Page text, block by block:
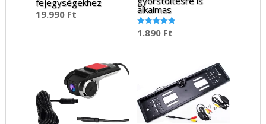
19.990 Ft alkalmas
Értékelés:
5.00
1.890 Ft